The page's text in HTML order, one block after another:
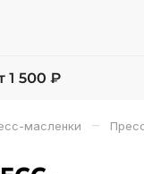
масленки –